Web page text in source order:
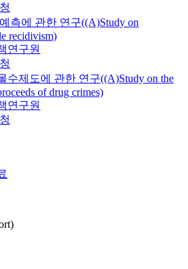
측에 관한 연구((A)Study on
recidivism)
연구원
수제도에 관한 연구((A)Study on the
of drug crimes)
연구원